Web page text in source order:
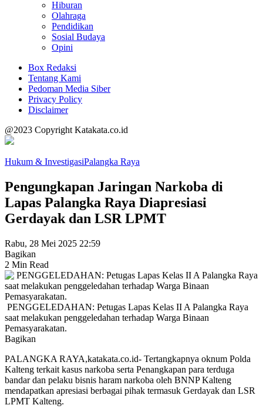
Hiburan
Olahraga
Pendidikan
Sosial Budaya
Opini
Box Redaksi
Tentang Kami
Pedoman Media Siber
Privacy Policy
Disclaimer
@2023 Copyright Katakata.co.id
Hukum & InvestigasiPalangka Raya
Pengungkapan Jaringan Narkoba di
Lapas Palangka Raya Diapresiasi
Gerdayak dan LSR LPMT
Rabu, 28 Mei 2025 22:59
Bagikan
2 Min Read
‎ ‎PENGGELEDAHAN: Petugas Lapas Kelas II A Palangka Raya
saat melakukan penggeledahan terhadap Warga Binaan
Pemasyarakatan.
Bagikan
PALANGKA RAYA,katakata.co.id- Tertangkapnya oknum Polda
Kalteng terkait kasus narkoba serta Penangkapan para terduga
bandar dan pelaku bisnis haram narkoba oleh BNNP Kalteng
mendapatkan apresiasi berbagai pihak termasuk Gerdayak dan LSR
LPMT Kalteng.